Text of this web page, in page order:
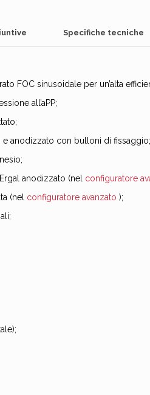
Specifiche tecniche
FOC sinusoidale per un’alta
all’aPP;
e anodizzato con bulloni di fissaggio;
anodizzato (nel configuratore
(nel configuratore avanzato );